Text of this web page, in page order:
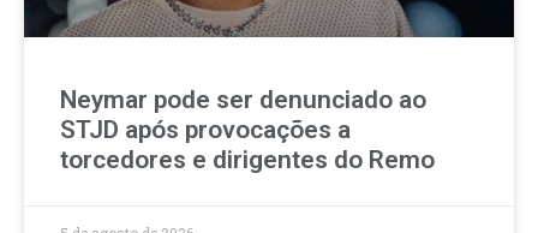
Neymar pode ser denunciado ao
STJD após provocações a
torcedores e dirigentes do Remo